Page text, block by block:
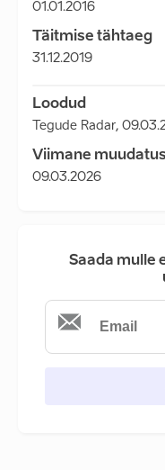
01.01.2016
Täitmise tähtaeg
31.12.2019
Loodud
Tegude Radar,
Viimane muudatus
09.03.2026
Saada mulle